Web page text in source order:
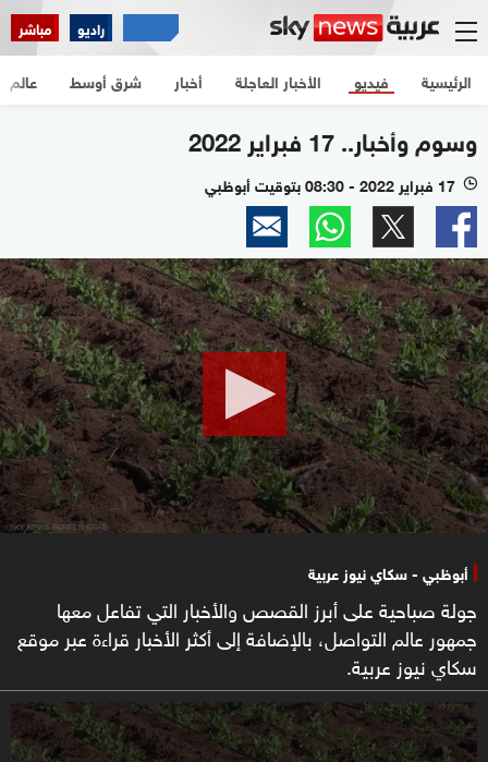
راديو مباشر
الرئيسية الأخبار العاجلة أخبار شرق أوسط عالم فيديو
وسوم وأخبار.. 17 فبراير 2022
l 17 فبراير 2022 - 08:30 بتوقيت أبوظبي
0
seconds
of
6
minutes,
7
seconds
أبوظبي - سكاي نيوز عربية
جولة صباحية على أبرز القصص والأخبار التي تفاعل معها
جمهور عالم التواصل، بالإضافة إلى أكثر الأخبار قراءة عبر موقع
سكاي نيوز عربية.